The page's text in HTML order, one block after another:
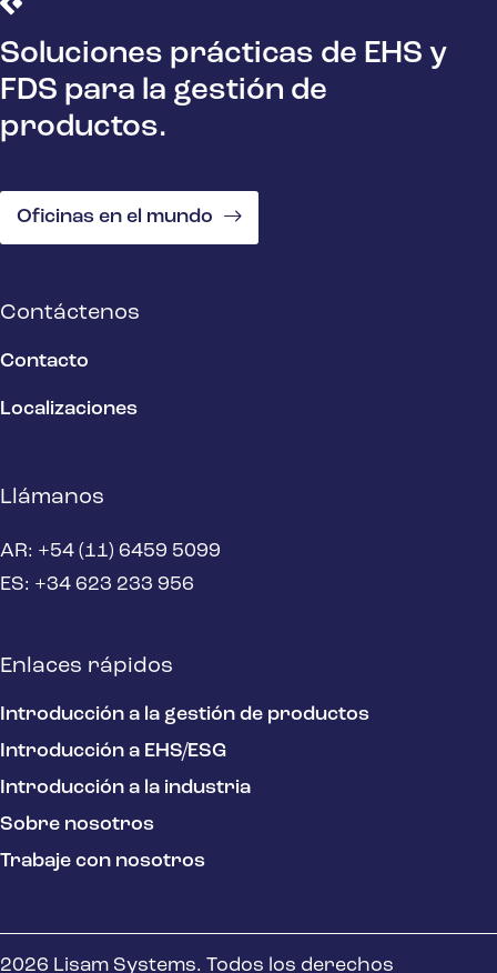
Soluciones prácticas de EHS y
FDS para la gestión de
productos.
Oficinas en el mundo
Contáctenos
Contacto
Localizaciones
Llámanos
AR: +54 (11) 6459 5099
ES: +34 623 233 956
Enlaces rápidos
Introducción a la gestión de productos
Introducción a EHS/ESG
Introducción a la industria
Sobre nosotros
Trabaje con nosotros
2026 Lisam Systems. Todos los derechos